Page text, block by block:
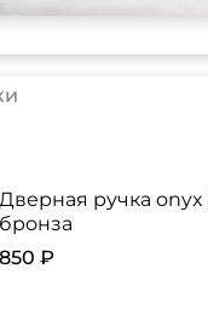
Дверная ручка onyx
бронза
850 ₽